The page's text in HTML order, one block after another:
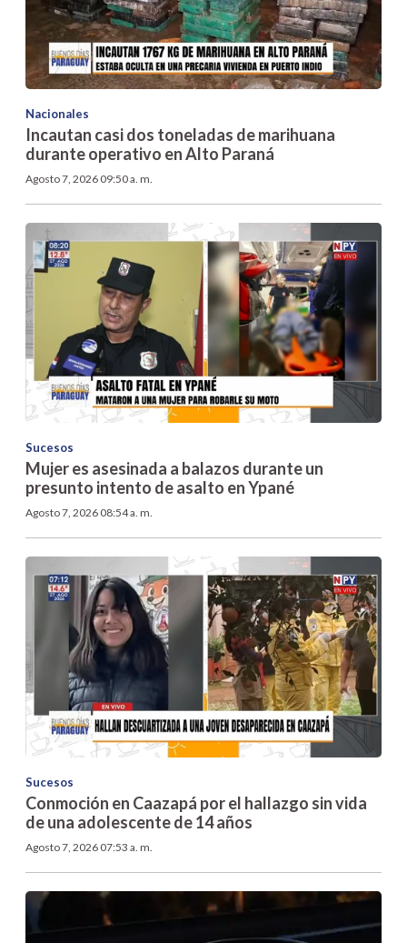
Nacionales
Incautan casi dos toneladas de marihuana
durante operativo en Alto Paraná
Agosto 7, 2026 09:50 a. m.
Sucesos
Mujer es asesinada a balazos durante un
presunto intento de asalto en Ypané
Agosto 7, 2026 08:54 a. m.
Sucesos
Conmoción en Caazapá por el hallazgo sin vida
de una adolescente de 14 años
Agosto 7, 2026 07:53 a. m.